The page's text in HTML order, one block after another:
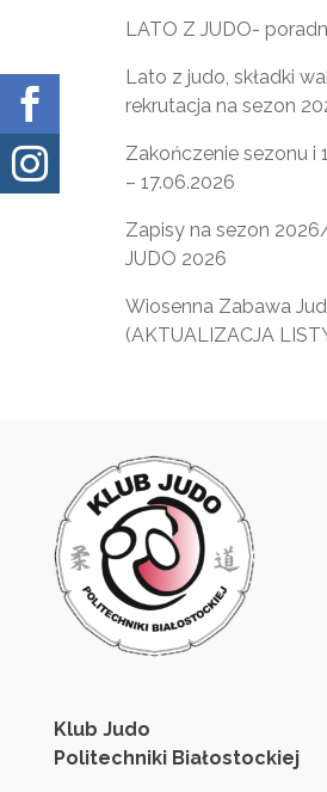


LATO Z JUDO-
Lato z judo, składki
rekrutacja na sezon
Zakończenie sezonu i
– 17.06.2026
Zapisy na sezon
JUDO 2026
Wiosenna Zabawa
(AKTUALIZACJA
Klub Judo
Politechniki Białostockiej